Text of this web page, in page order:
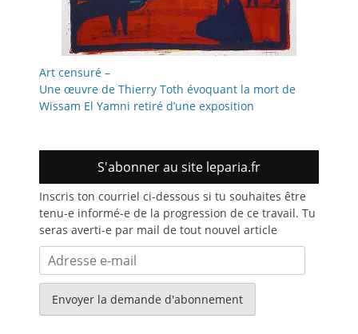
Art censuré –
Une œuvre de Thierry Toth évoquant la mort de
Wissam El Yamni retiré d’une exposition
S'abonner au site leparia.fr
Inscris ton courriel ci-dessous si tu souhaites être
tenu-e informé-e de la progression de ce travail. Tu
seras averti-e par mail de tout nouvel article
Adresse
e-
mail